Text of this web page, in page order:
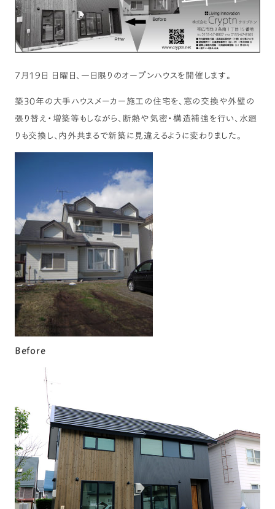
7月19日 日曜日、一日限りのオープンハウスを開催します。
築30年の大手ハウスメーカー施工の住宅を、窓の交換や外壁の
張り替え・増築等もしながら、断熱や気密・構造補強を行い、水廻
りも交換し、内外共まるで新築に見違えるように変わりました。
Before